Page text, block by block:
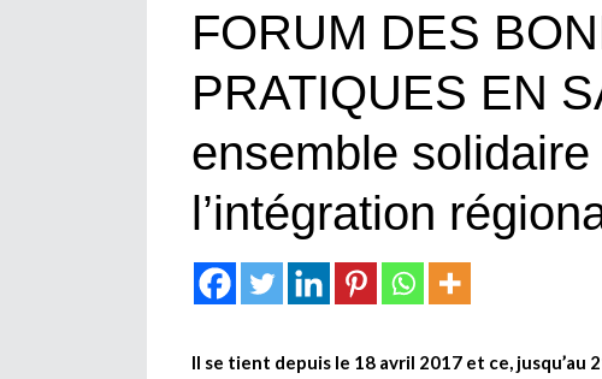
FORUM DES
PRATIQUES EN
ensemble
l’intégration
Il se tient depuis le 18 avril 2017 et ce, jusqu’au